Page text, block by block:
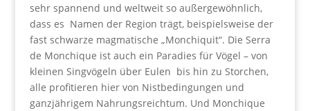
sehr spannend und weltweit so außergewöhnlich,
dass es Namen der Region trägt, beispielsweise der
fast schwarze magmatische „Monchiquit“. Die Serra
de Monchique ist auch ein Paradies für Vögel – von
kleinen Singvögeln über Eulen bis hin zu Storchen,
alle profitieren hier von Nistbedingungen und
ganzjährigem Nahrungsreichtum. Und Monchique